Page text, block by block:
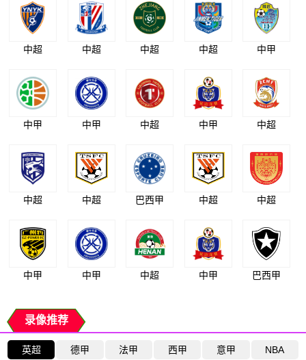
中超 中超 中超 中超 中甲
中甲 中甲 中超 中甲 中超
中超 中超 巴西甲 中超 中超
中甲 中甲 中超 中甲 巴西甲
录像推荐
英超 德甲 法甲 西甲 意甲 NBA